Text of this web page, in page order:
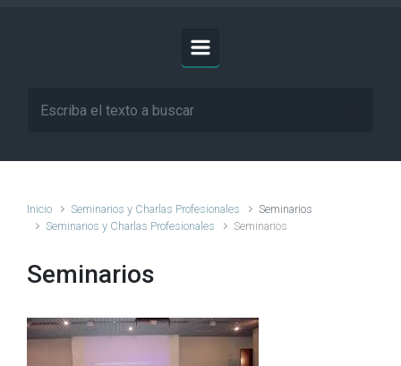
Inicio Seminarios y Charlas Profesionales
Seminarios
Seminarios y Charlas Profesionales
Seminarios
Seminarios